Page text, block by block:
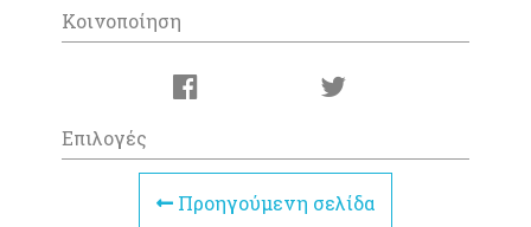
Κοινοποίηση
Επιλογές
Προηγούμενη σελίδα